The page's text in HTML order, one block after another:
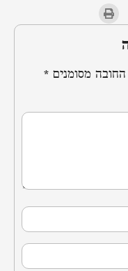
מסומנים *